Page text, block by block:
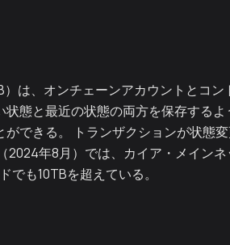
は、オンチェーンアカウントとコ
状態と最近の状態の両方を保存する
ができる。 トランザクションが状態
2024年8月）では、カイア・メイン
でも10TBを超えている。